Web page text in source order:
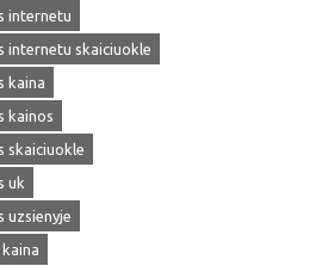
internetu
internetu skaiciuokle
kaina
kainos
skaiciuokle
uk
uzsienyje